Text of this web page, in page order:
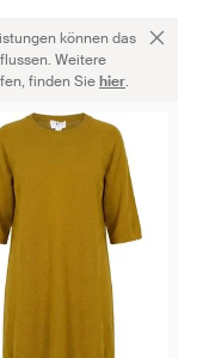
können das
Weitere
finden Siehier.